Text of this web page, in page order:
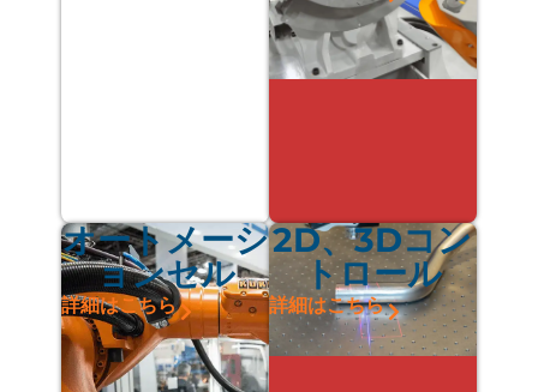
オートメーシ
ョンセル
詳細はこちら
2D、3Dコン
トロール
詳細はこちら